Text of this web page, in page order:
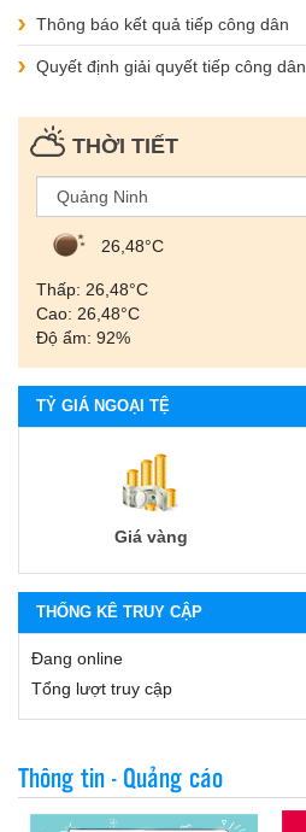
Thông báo kết quả tiếp công dân
Quyết định giải quyết tiếp công dân
THỜI TIẾT
26,48°С
Thấp: 26,48°С
Cao: 26,48°С
Độ ẩm: 92%
TỶ GIÁ NGOẠI TỆ
Giá vàng
THỐNG KÊ TRUY CẬP
Đang online
Tổng lượt truy cập
Thông tin - Quảng cáo